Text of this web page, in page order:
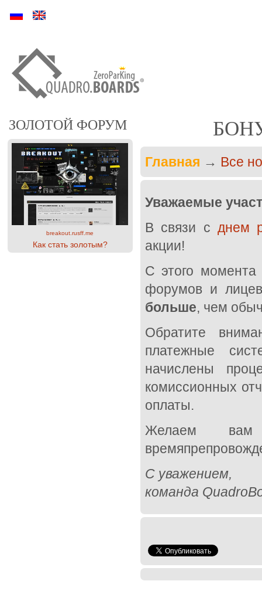
Ру En
ЗОЛОТОЙ ФОРУМ
breakout.rusff.me
Как стать золотым?
Главная → Все
Уважаемые
В связи с днем
акции!
С этого
форумов и
больше, чем
Обратите
платежные
начислены
комиссионных
оплаты.
Желаем вам
С уважением,
команда